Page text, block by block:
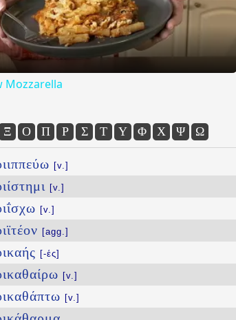
Mozzarella
Ξ Ο Π Ρ Σ Τ Υ Φ Χ Ψ Ω
[v.]
[v.]
[v.]
[agg.]
[-ές]
[v.]
[v.]